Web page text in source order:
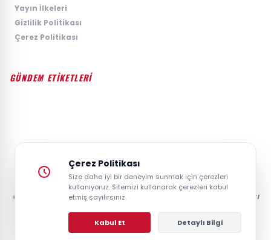
Yayın İlkeleri
Gizlilik Politikası
Çerez Politikası
GÜNDEM ETİKETLERİ
© 2026 GAZETESAYFA | TÜRKIYE VE DÜNYANIN GÜNCEL HABER POSTASI
Çerez Politikası
Size daha iyi bir deneyim sunmak için çerezleri
kullanıyoruz. Sitemizi kullanarak çerezleri kabul
etmiş sayılırsınız.
Kabul Et Detaylı Bilgi